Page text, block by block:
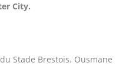
City.
Stade Brestois. Ousmane